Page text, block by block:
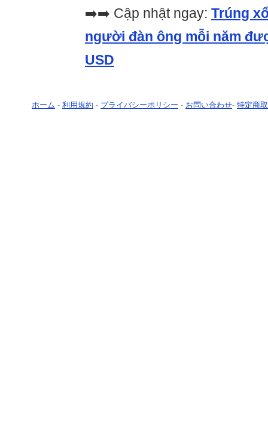
➡️➡️ Cập nhật ngay: Trúng
người đàn ông mỗi năm
USD
ホーム - 利用規約 - プライバシーポリシー - お問い合わせ- 特定商